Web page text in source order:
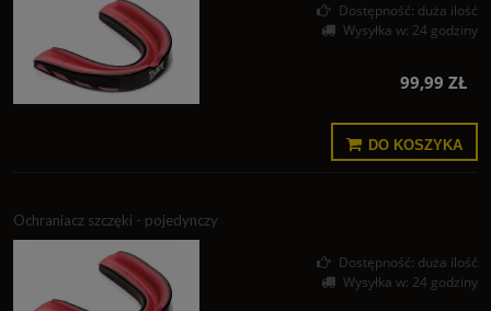
Dostępność: duża ilość
Wysyłka w: 24 godziny
99,99 ZŁ
DO KOSZYKA
Ochraniacz szczęki - pojedynczy
Dostępność: duża ilość
Wysyłka w: 24 godziny